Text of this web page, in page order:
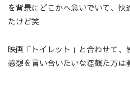
を背景にどこかへ急いでいて、快
たけど笑
映画「トイレット」と合わせて、
感想を言い合いたいな👏観た方は